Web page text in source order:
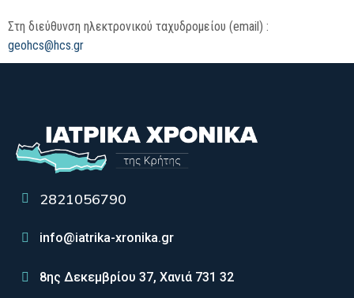
Στη διεύθυνση ηλεκτρονικού ταχυδρομείου (email) :
geohcs@hcs.gr
2821056790
info@iatrika-xronika.gr
8ης Δεκεμβρίου 37, Χανιά 731 32